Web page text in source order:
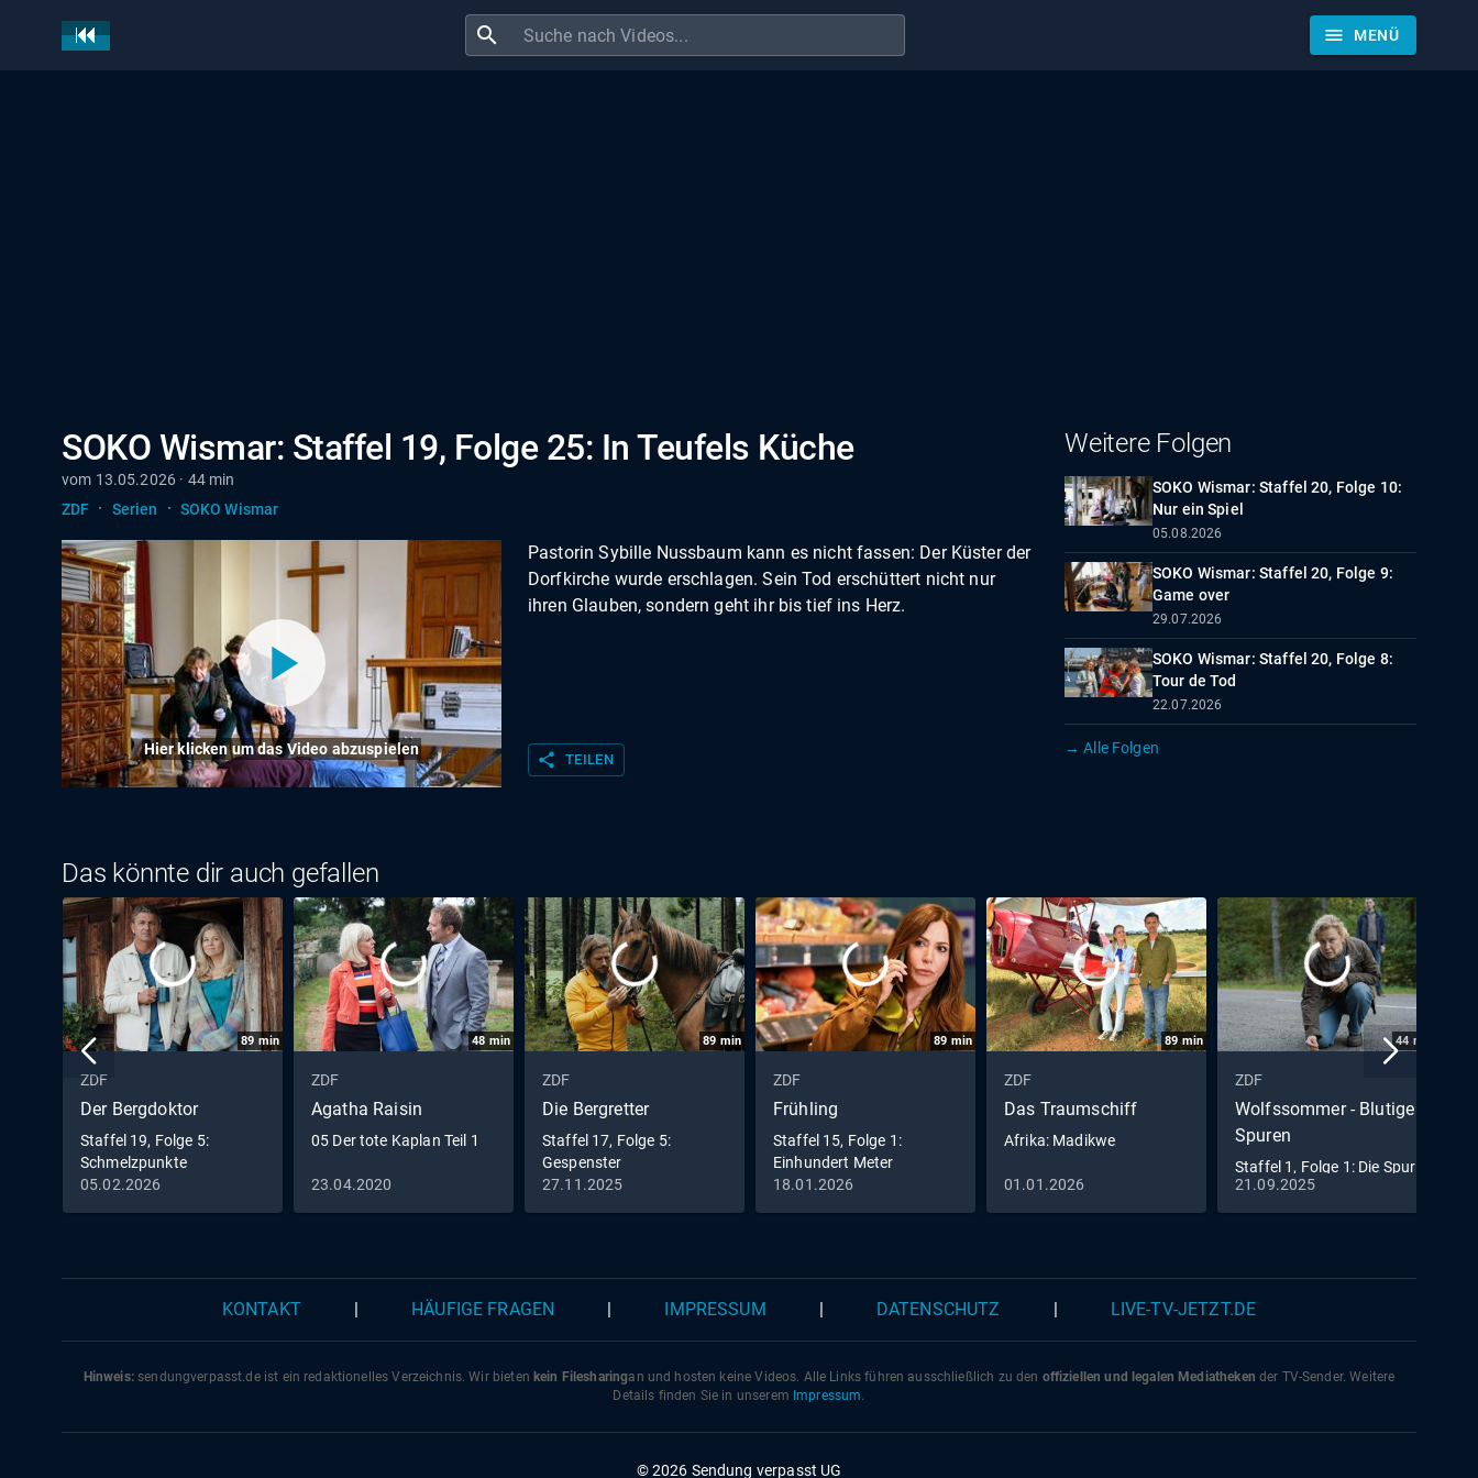
search menu MENÜ
SOKO Wismar: Staffel 19, Folge 25: In Teufels Küche
vom 13.05.2026 · 44 min
ZDF · Serien · SOKO Wismar
Hier klicken um das Video abzuspielen
Pastorin Sybille Nussbaum kann es nicht fassen: Der Küster der
Dorfkirche wurde erschlagen. Sein Tod erschüttert nicht nur
ihren Glauben, sondern geht ihr bis tief ins Herz.
share TEILEN
Weitere Folgen
SOKO Wismar: Staffel 20, Folge 10:
Nur ein Spiel
05.08.2026
SOKO Wismar: Staffel 20, Folge 9:
Game over
29.07.2026
SOKO Wismar: Staffel 20, Folge 8:
Tour de Tod
22.07.2026
→ Alle Folgen
Das könnte dir auch gefallen
89 min
ZDF
Der Bergdoktor
Staffel 19, Folge 5:
Schmelzpunkte
05.02.2026
48 min
ZDF
Agatha Raisin
05 Der tote Kaplan Teil 1
23.04.2020
89 min
ZDF
Die Bergretter
Staffel 17, Folge 5:
Gespenster
27.11.2025
89 min
ZDF
Frühling
Staffel 15, Folge 1:
Einhundert Meter
18.01.2026
89min
ZDF
Das Traumschiff
Afrika: Madikwe
01.01.2026
44 min
ZDF
Wolfssommer - Blutige
Spuren
Staffel 1, Folge 1: Die Spur
der Wölfe
21.09.2025
KONTAKT HÄUFIGE FRAGEN IMPRESSUM DATENSCHUTZ LIVE-TV-JETZT.DE
Hinweis:sendungverpasst.deist ein redaktionelles Verzeichnis. Wir bieten kein Filesharingan und hosten keine Videos. Alle Links führen ausschließlich zu den offiziellen und legalen Mediatheken der TV-Sender. Weitere
Details finden Sie in unserem Impressum.
© 2026 Sendung verpasst UG